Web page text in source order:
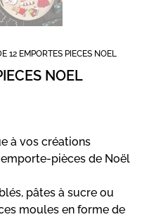
12 EMPORTES PIECES NOEL
NOEL
à vos créations
pièces de Noël
pâtes à sucre ou
moules en forme de